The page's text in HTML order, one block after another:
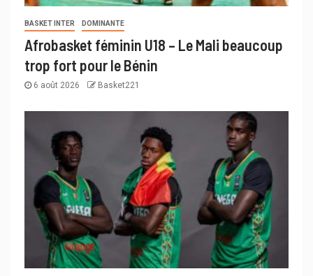
BASKET INTER DOMINANTE
Afrobasket féminin U18 – Le Mali beaucoup
trop fort pour le Bénin
6 août 2026 Basket221